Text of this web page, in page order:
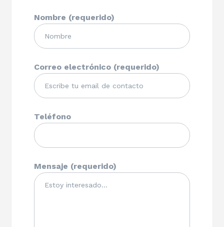
Nombre (requerido)
Correo electrónico (requerido)
Teléfono
Mensaje (requerido)